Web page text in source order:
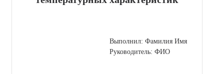
Выполнил: Фамилия Имя
Руководитель: ФИО